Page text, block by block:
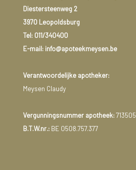
Diestersteenweg 2
3970 Leopoldsburg
Tel: 011/340400
E-mail: info@apoteekmeysen.be
Verantwoordelijke apotheker:
Meysen Claudy
Vergunningsnummer apotheek:713505
B.T.W.nr.:BE 0508.757.377